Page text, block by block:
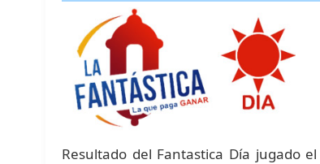
Resultado del Fantastica Día jugado el